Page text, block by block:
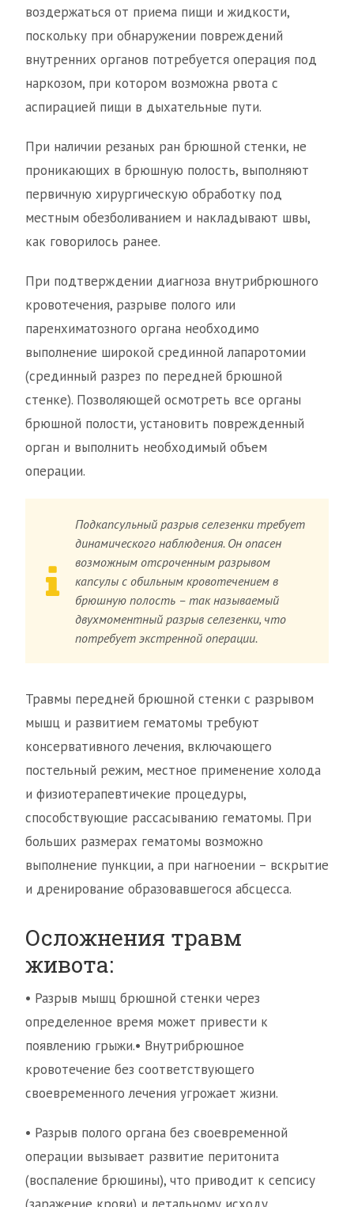
воздержаться от приема пищи и жидкости,
поскольку при обнаружении повреждений
внутренних органов потребуется операция под
наркозом, при котором возможна рвота с
аспирацией пищи в дыхательные пути.
При наличии резаных ран брюшной стенки, не
проникающих в брюшную полость, выполняют
первичную хирургическую обработку под
местным обезболиванием и накладывают швы,
как говорилось ранее.
При подтверждении диагноза внутрибрюшного
кровотечения, разрыве полого или
паренхиматозного органа необходимо
выполнение широкой срединной лапаротомии
(срединный разрез по передней брюшной
стенке). Позволяющей осмотреть все органы
брюшной полости, установить поврежденный
орган и выполнить необходимый объем
операции.
Подкапсульный разрыв селезенки требует
динамического наблюдения. Он опасен
возможным отсроченным разрывом
капсулы с обильным кровотечением в
брюшную полость – так называемый
двухмоментный разрыв селезенки, что
потребует экстренной операции.
Травмы передней брюшной стенки с разрывом
мышц и развитием гематомы требуют
консервативного лечения, включающего
постельный режим, местное применение холода
и физиотерапевтичекие процедуры,
способствующие рассасыванию гематомы. При
больших размерах гематомы возможно
выполнение пункции, а при нагноении – вскрытие
и дренирование образовавшегося абсцесса.
Осложнения травм
живота:
• Разрыв мышц брюшной стенки через
определенное время может привести к
появлению грыжи.• Внутрибрюшное
кровотечение без соответствующего
своевременного лечения угрожает жизни.
• Разрыв полого органа без своевременной
операции вызывает развитие перитонита
(воспаление брюшины), что приводит к сепсису